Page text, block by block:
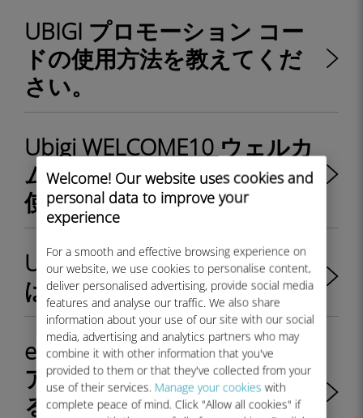
Welcome! Our website uses cookies and
personal data to improve your
experience
For a smooth and effective browsing experience on
our website, we use cookies to personalise content,
deliver personalised advertising, provide social media
features and analyse our traffic. We also share
information about your use of our site with our social
media, advertising and analytics partners who may
combine it with other information that you've
provided to them or that they've collected from your
use of their services. Manage your cookies with
complete peace of mind. Click "Allow all cookies" if
UBIGI プロモーション コー
ドの使用方法を教えてくだ
さい。
Ubigi WELCOME10 ウェルカ
ム プロモーション コードの
使用方法は?
Ubigiで5Gを利用する方法
は？ - Apple & Android
eSIM データプランで Ubigi
アカウントにリチャージす
るたびに QR コードを受け取